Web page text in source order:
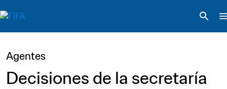
Agentes
Decisiones de la secretaría